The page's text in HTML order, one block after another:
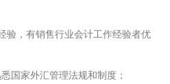
验，有销售行业会计工作经验者优
国家外汇管理法规和制度；